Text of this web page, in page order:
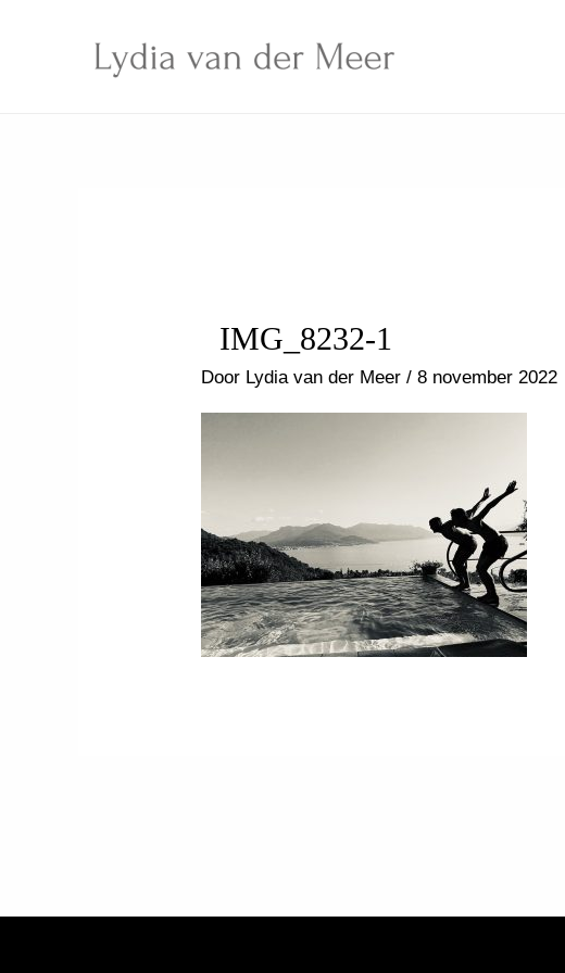
IMG_8232-1
Door Lydia van der Meer/8 november 2022